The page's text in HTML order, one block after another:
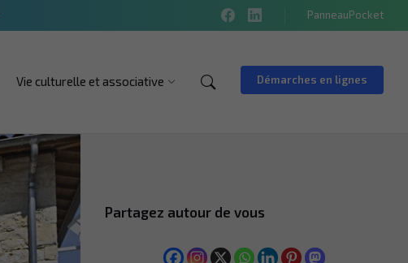
PanneauPocket
Vie culturelle et associative Démarches en lignes
Partagez autour de vous